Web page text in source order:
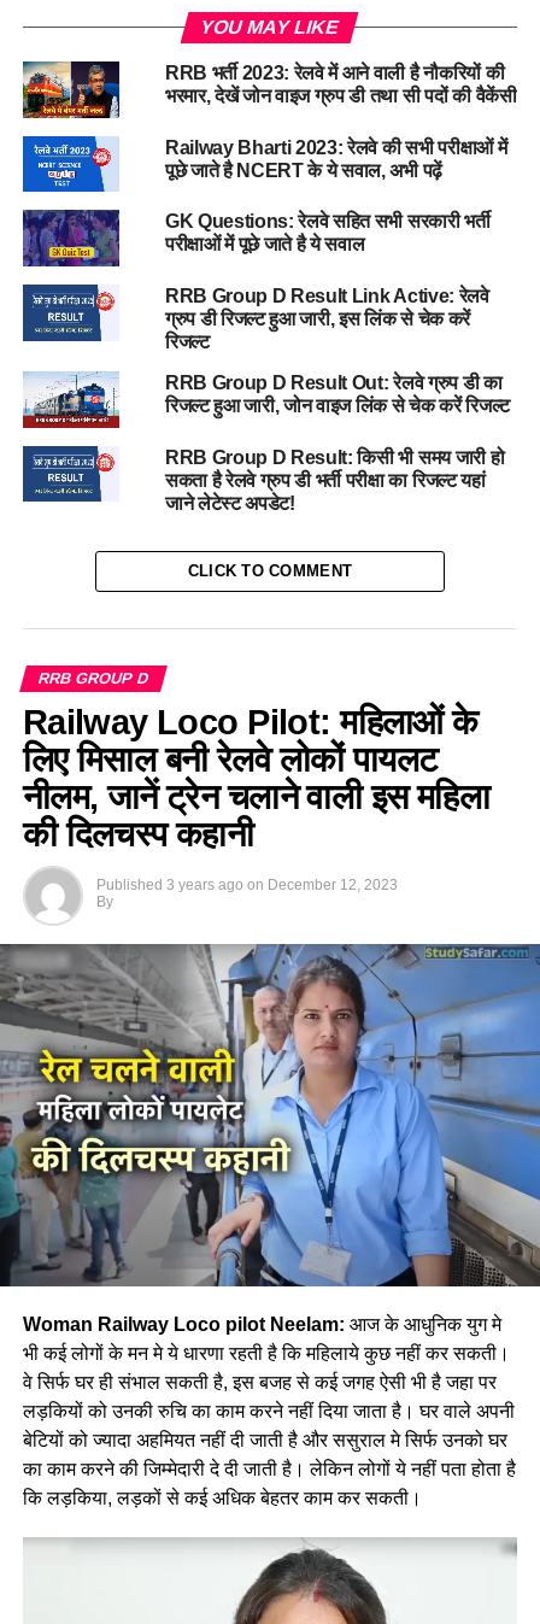
YOU MAY LIKE
RRB भर्ती 2023: रेलवे में आने वाली है नौकरियों की
भरमार, देखें जोन वाइज ग्रुप डी तथा सी पदों की वैकेंसी
Railway Bharti 2023: रेलवे की सभी परीक्षाओं में
पूछे जाते है NCERT के ये सवाल, अभी पढ़ें
GK Questions: रेलवे सहित सभी सरकारी भर्ती
परीक्षाओं में पूछे जाते है ये सवाल
RRB Group D Result Link Active: रेलवे
ग्रुप डी रिजल्ट हुआ जारी, इस लिंक से चेक करें
रिजल्ट
RRB Group D Result Out: रेलवे ग्रुप डी का
रिजल्ट हुआ जारी, जोन वाइज लिंक से चेक करें रिजल्ट
RRB Group D Result: किसी भी समय जारी हो
सकता है रेलवे ग्रुप डी भर्ती परीक्षा का रिजल्ट यहां
जाने लेटेस्ट अपडेट!
CLICK TO COMMENT
RRB GROUP D
Railway Loco Pilot: महिलाओं के
लिए मिसाल बनी रेलवे लोकों पायलट
नीलम, जानें ट्रेन चलाने वाली इस महिला
की दिलचस्प कहानी
Published 3 years ago on December 12, 2023
By
Woman Railway Loco pilot Neelam: आज के आधुनिक युग मे
भी कई लोगों के मन मे ये धारणा रहती है कि महिलाये कुछ नहीं कर सकती।
वे सिर्फ घर ही संभाल सकती है, इस बजह से कई जगह ऐसी भी है जहा पर
लड़कियों को उनकी रुचि का काम करने नहीं दिया जाता है। घर वाले अपनी
बेटियों को ज्यादा अहमियत नहीं दी जाती है और ससुराल मे सिर्फ उनको घर
का काम करने की जिम्मेदारी दे दी जाती है। लेकिन लोगों ये नहीं पता होता है
कि लड़किया, लड़कों से कई अधिक बेहतर काम कर सकती।